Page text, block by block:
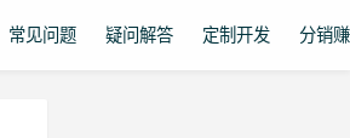
常见问题 疑问解答 定制开发 分销